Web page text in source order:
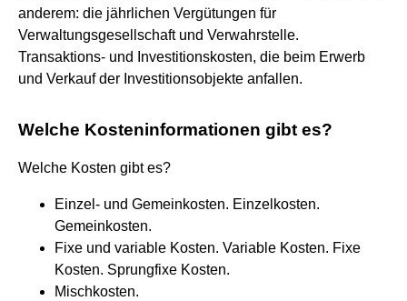
anderem: die jährlichen Vergütungen für
Verwaltungsgesellschaft und Verwahrstelle.
Transaktions- und Investitionskosten, die beim Erwerb
und Verkauf der Investitionsobjekte anfallen.
Welche Kosteninformationen gibt es?
Welche Kosten gibt es?
Einzel- und Gemeinkosten. Einzelkosten.
Gemeinkosten.
Fixe und variable Kosten. Variable Kosten. Fixe
Kosten. Sprungfixe Kosten.
Mischkosten.